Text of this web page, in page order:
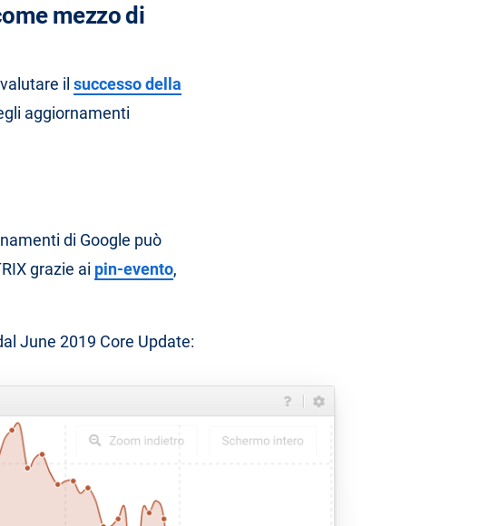
mezzo di
il successo della
aggiornamenti
di Google può
grazie ai pin-evento,
June 2019 Core Update: